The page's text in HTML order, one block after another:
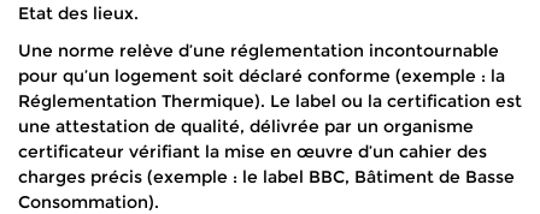
Etat des lieux.
Une norme relève d’une réglementation incontournable
pour qu’un logement soit déclaré conforme (exemple : la
Réglementation Thermique). Le label ou la certification est
une attestation de qualité, délivrée par un organisme
certificateur vérifiant la mise en œuvre d’un cahier des
charges précis (exemple : le label BBC, Bâtiment de Basse
Consommation).